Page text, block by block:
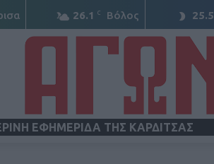
26.1 C Βόλος 25.5
ΕΦΗΜΕΡΙΔΑ ΤΗΣ ΚΑΡΔΙΤΣΑΣ